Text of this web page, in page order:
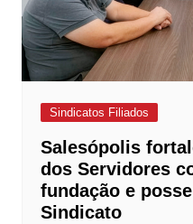
Sindicatos Filiados
Salesópolis
dos Servidores
fundação e
Sindicato